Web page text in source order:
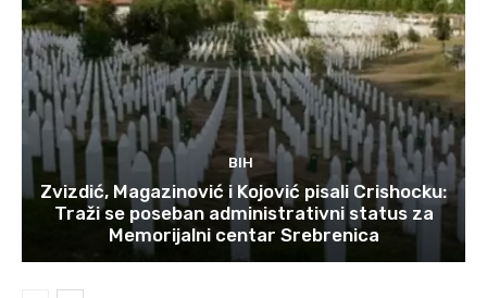
BIH
Zvizdić, Magazinović i Kojović pisali Crishocku:
Traži se poseban administrativni status za
Memorijalni centar Srebrenica